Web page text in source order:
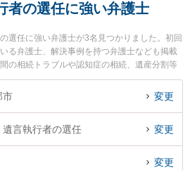
者の選任に強い弁護士
選任に強い弁護士が3名見つかりました。初回
る弁護士、解決事例を持つ弁護士なども掲載
の相続トラブルや認知症の相続、遺産分割等
でき便利です。特に南桜井法律事務所の林 優
水戸 貴之弁護士、やまぐち法律事務所の山口
の選任のトラブル解決の実績豊富な近くの弁
料で遺言執行者の選任を法律相談できる春日
』などでお困りの相談者さんにおすすめで
市 変更
言執行者の選任 変更
変更